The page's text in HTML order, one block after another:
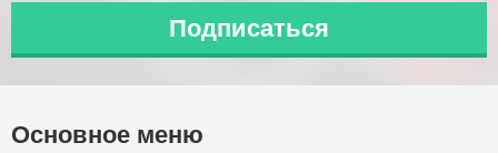
Основное меню